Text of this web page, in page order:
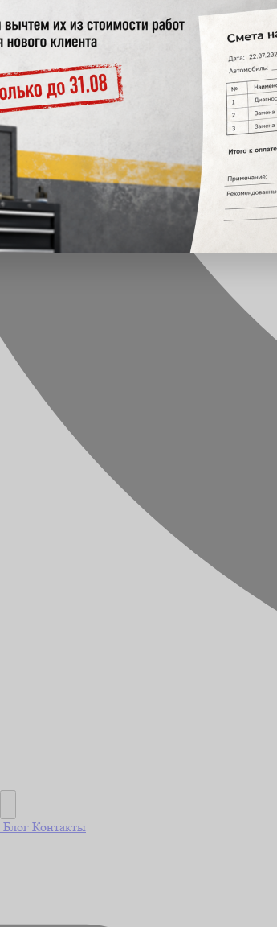
Блог Контакты